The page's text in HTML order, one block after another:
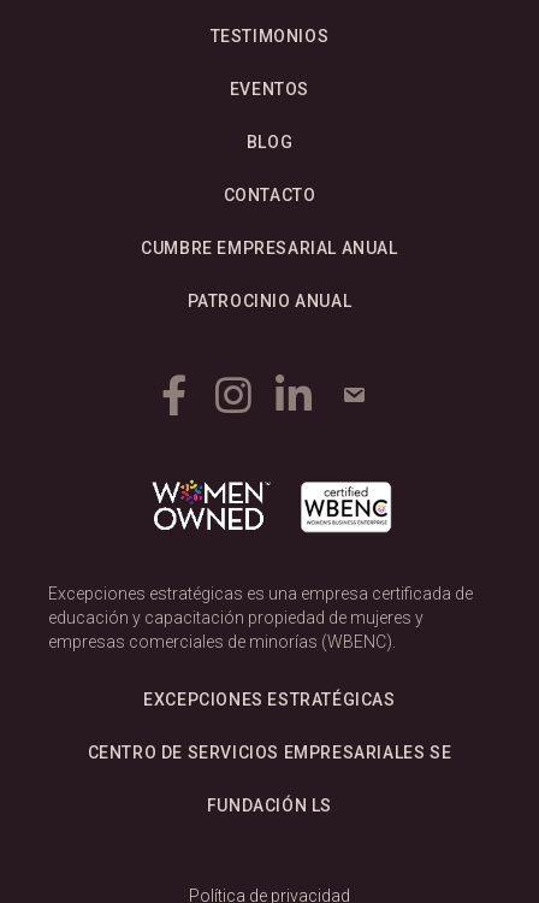
TESTIMONIOS
EVENTOS
BLOG
CONTACTO
CUMBRE EMPRESARIAL ANUAL
PATROCINIO ANUAL
Excepciones estratégicas es una empresa certificada de
educación y capacitación propiedad de mujeres y
empresas comerciales de minorías (WBENC).
EXCEPCIONES ESTRATÉGICAS
CENTRO DE SERVICIOS EMPRESARIALES SE
FUNDACIÓN LS
Política de privacidad